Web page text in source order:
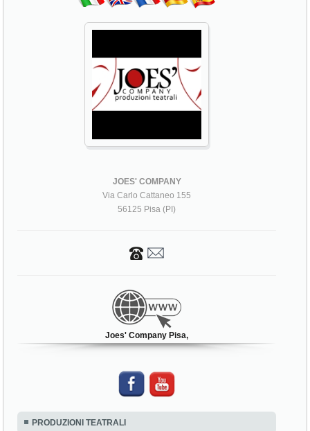
JOES' COMPANY
Via Carlo Cattaneo 155
56125 Pisa (PI)
Joes' Company Pisa,
PRODUZIONI TEATRALI